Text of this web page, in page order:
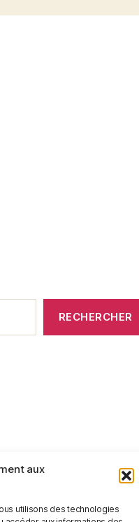
aux
utilisons des technologies
RECHERCHER